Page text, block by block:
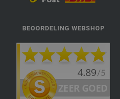
BEOORDELING WEBSHOP